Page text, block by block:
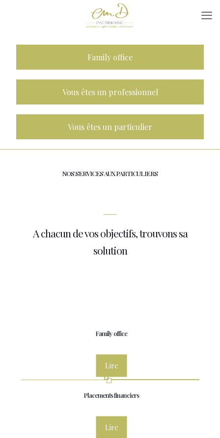
Family office
Vous êtes un professionnel
Vous êtes un particulier
NOS SERVICES AUX PARTICULIERS
A chacun de vos objectifs, trouvons sa
solution
Family office
Lire
Placements financiers
Lire